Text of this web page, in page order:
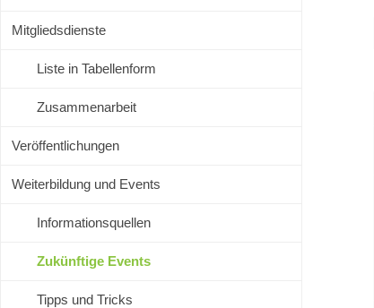
Mitgliedsdienste
Liste in Tabellenform
Zusammenarbeit
Veröffentlichungen
Weiterbildung und Events
Informationsquellen
Zukünftige Events
Tipps und Tricks